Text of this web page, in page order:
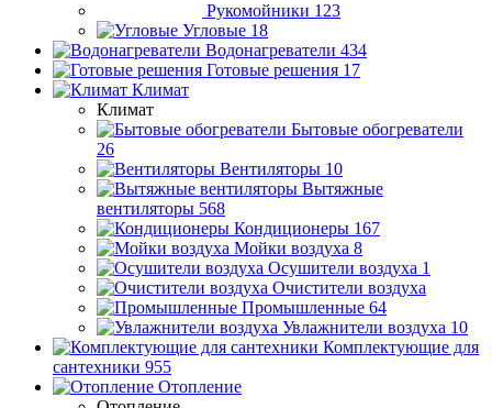
Рукомойники 123
Угловые 18
Водонагреватели 434
Готовые решения 17
Климат
Климат
Бытовые обогреватели
26
Вентиляторы 10
Вытяжные
вентиляторы 568
Кондиционеры 167
Мойки воздуха 8
Осушители воздуха 1
Очистители воздуха
Промышленные 64
Увлажнители воздуха 10
Комплектующие для
сантехники 955
Отопление